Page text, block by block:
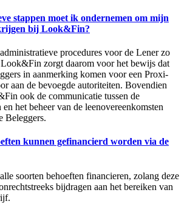
stappen moet ik ondernemen om mijn
bij Look&Fin?
procedures voor de Lener zo
zorgt daarom voor het bewijs dat
in aanmerking komen voor een Proxi-
aan de bevoegde autoriteiten. Bovendien
ook de communicatie tussen de
het beheer van de leenovereenkomsten
Beleggers.
kunnen gefinancierd worden via de
soorten behoeften financieren, zolang deze
bijdragen aan het bereiken van